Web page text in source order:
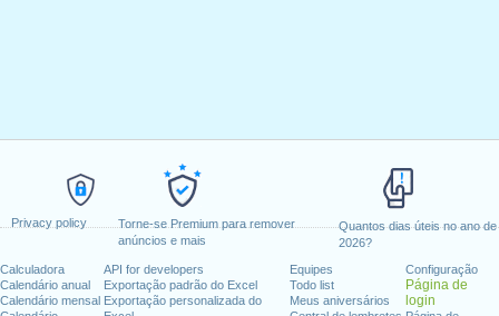
Privacy policy
Torne-se Premium para remover
anúncios e mais
Quantos dias úteis no ano de
2026?
Calculadora
Calendário anual
Calendário mensal
API for developers
Exportação padrão do Excel
Exportação personalizada do
Equipes
Todo list
Meus aniversários
Configuração
Página de
login